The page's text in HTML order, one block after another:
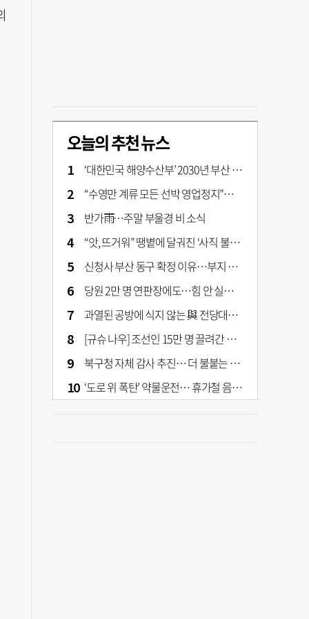
오늘의 추천 뉴스
‘대한민국 해양수산부’ 2030년 부산 북항시대 연다
“수영만 계류 모든 선박 영업정지”… 재개발 속도전
반가雨…주말 부울경 비 소식
“앗, 뜨거워” 땡볕에 달궈진 ‘사직 불가마’ 관중석 무려 70도
신청사 부산 동구 확정 이유…부지 용이성·접근성·집적 가능성이 운명 갈랐다 [해수부 북항 시대]
당원 2만 명 연판장에도…힘 안 실리는 ‘장동혁 사퇴’ 공세
과열된 공방에 식지 않는 與 전당대회… 호남·수도권 집중하는 후보들
[규슈 나우] 조선인 15만 명 끌려간 치쿠호 탄광… 대를 이은 진실 캐기
북구청 자체 감사 추진… 더 불붙는 북구 신청사 갈등
‘도로 위 폭탄’ 약물운전… 휴가철 음주와 병행 단속 [교통안전, 시민이 만든다]